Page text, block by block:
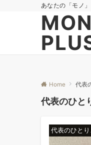
あなたの「モノ
Home 代表
代表のひと
代表のひとり